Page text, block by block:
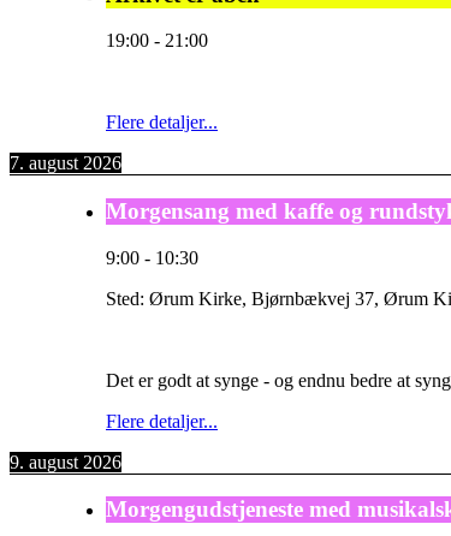
19:00 - 21:00
Flere detaljer...
7. august 2026
Morgensang med kaffe og
9:00 - 10:30
Sted: Ørum Kirke, Bjørnbækvej 37, Ørum
Det er godt at synge - og endnu bedre at
Flere detaljer...
9. august 2026
Morgengudstjeneste med